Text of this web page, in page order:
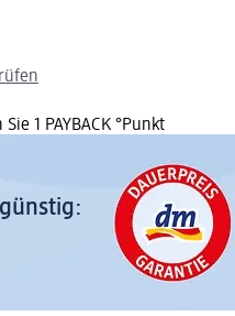
1 PAYBACK °Punkt